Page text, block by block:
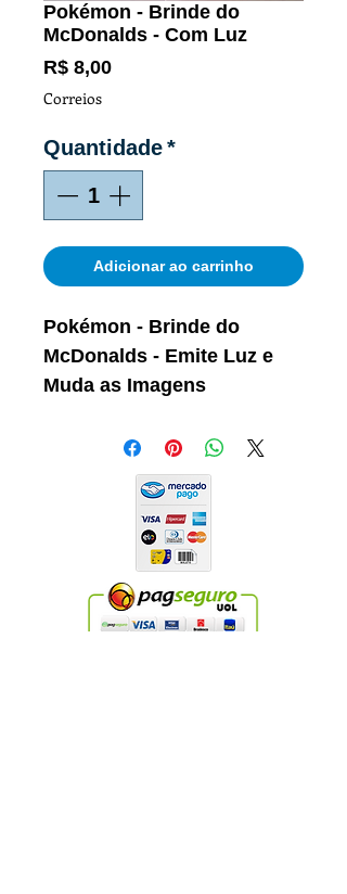
Pokémon - Brinde do
McDonalds - Com Luz
R$ 8,00Preço
Correios
Quantidade*
Adicionar ao carrinho
Pokémon - Brinde do
McDonalds - Emite Luz e
Muda as Imagens